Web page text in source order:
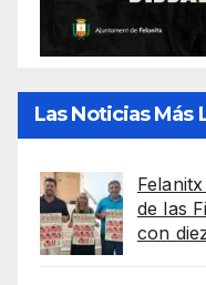
Las Noticias Más
de las
con